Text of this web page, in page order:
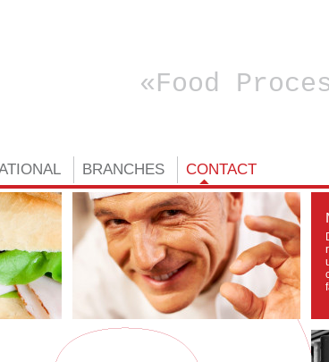
Food
BRANCHES CONTACT